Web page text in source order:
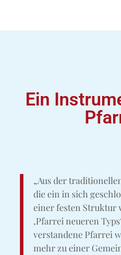
Ein
„Aus der
die ein in sich
einer festen Struktur
‚Pfarrei neueren
verstandene Pfarrei
mehr zu einer